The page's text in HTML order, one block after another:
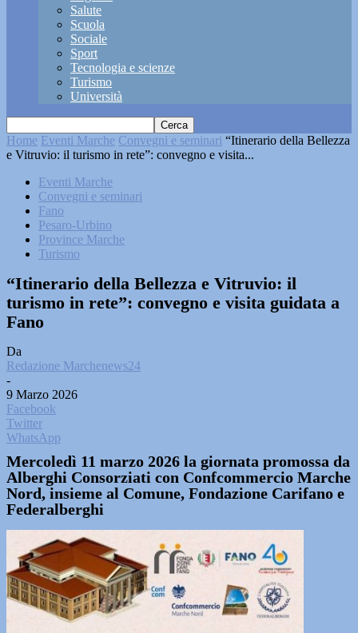
Salute
Scuola
Sociale
Sport
Tecnologia e scienze
Turismo
Università
Home Eventi Marche Convegni e seminari “Itinerario della Bellezza
e Vitruvio: il turismo in rete”: convegno e visita...
Eventi Marche
Convegni e seminari
Fano
Pesaro-Urbino
Province Marche
Turismo
“Itinerario della Bellezza e Vitruvio: il
turismo in rete”: convegno e visita guidata a
Fano
Da
Redazione Marchenews24
-
9 Marzo 2026
Facebook
Twitter
WhatsApp
Mercoledì 11 marzo 2026 la giornata promossa da
Alberghi Consorziati con Confcommercio Marche
Nord, insieme al Comune, Fondazione Carifano e
Federalberghi